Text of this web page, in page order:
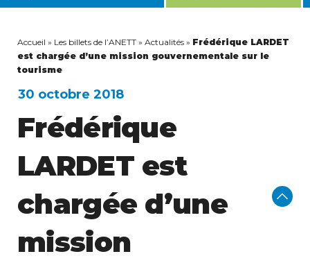
MENU
Accueil » Les billets de l’ANETT » Actualités » Frédérique LARDET
est chargée d’une mission gouvernementale sur le
tourisme
30 octobre 2018
Frédérique
LARDET est
chargée d’une
mission